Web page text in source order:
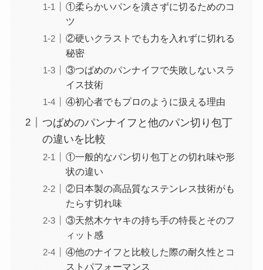
①柔らかいパンを潰さずに切るためのコ
ツ
②硬いクラストでも力を入れずに切れる
秘密
③つばめのパンナイフで失敗しないスラ
イス技術
④初心者でもプロのように扱える理由
つばめのパンナイフと他のパン切り包丁
の違いを比較
①一般的なパン切り包丁との切れ味や形
状の違い
②日本製の高品質なステンレス技術がも
たらす切れ味
③天然木ケヤキの持ち手の特長とそのフ
ィット感
④他のナイフと比較した際の耐久性とコ
ストパフォーマンス